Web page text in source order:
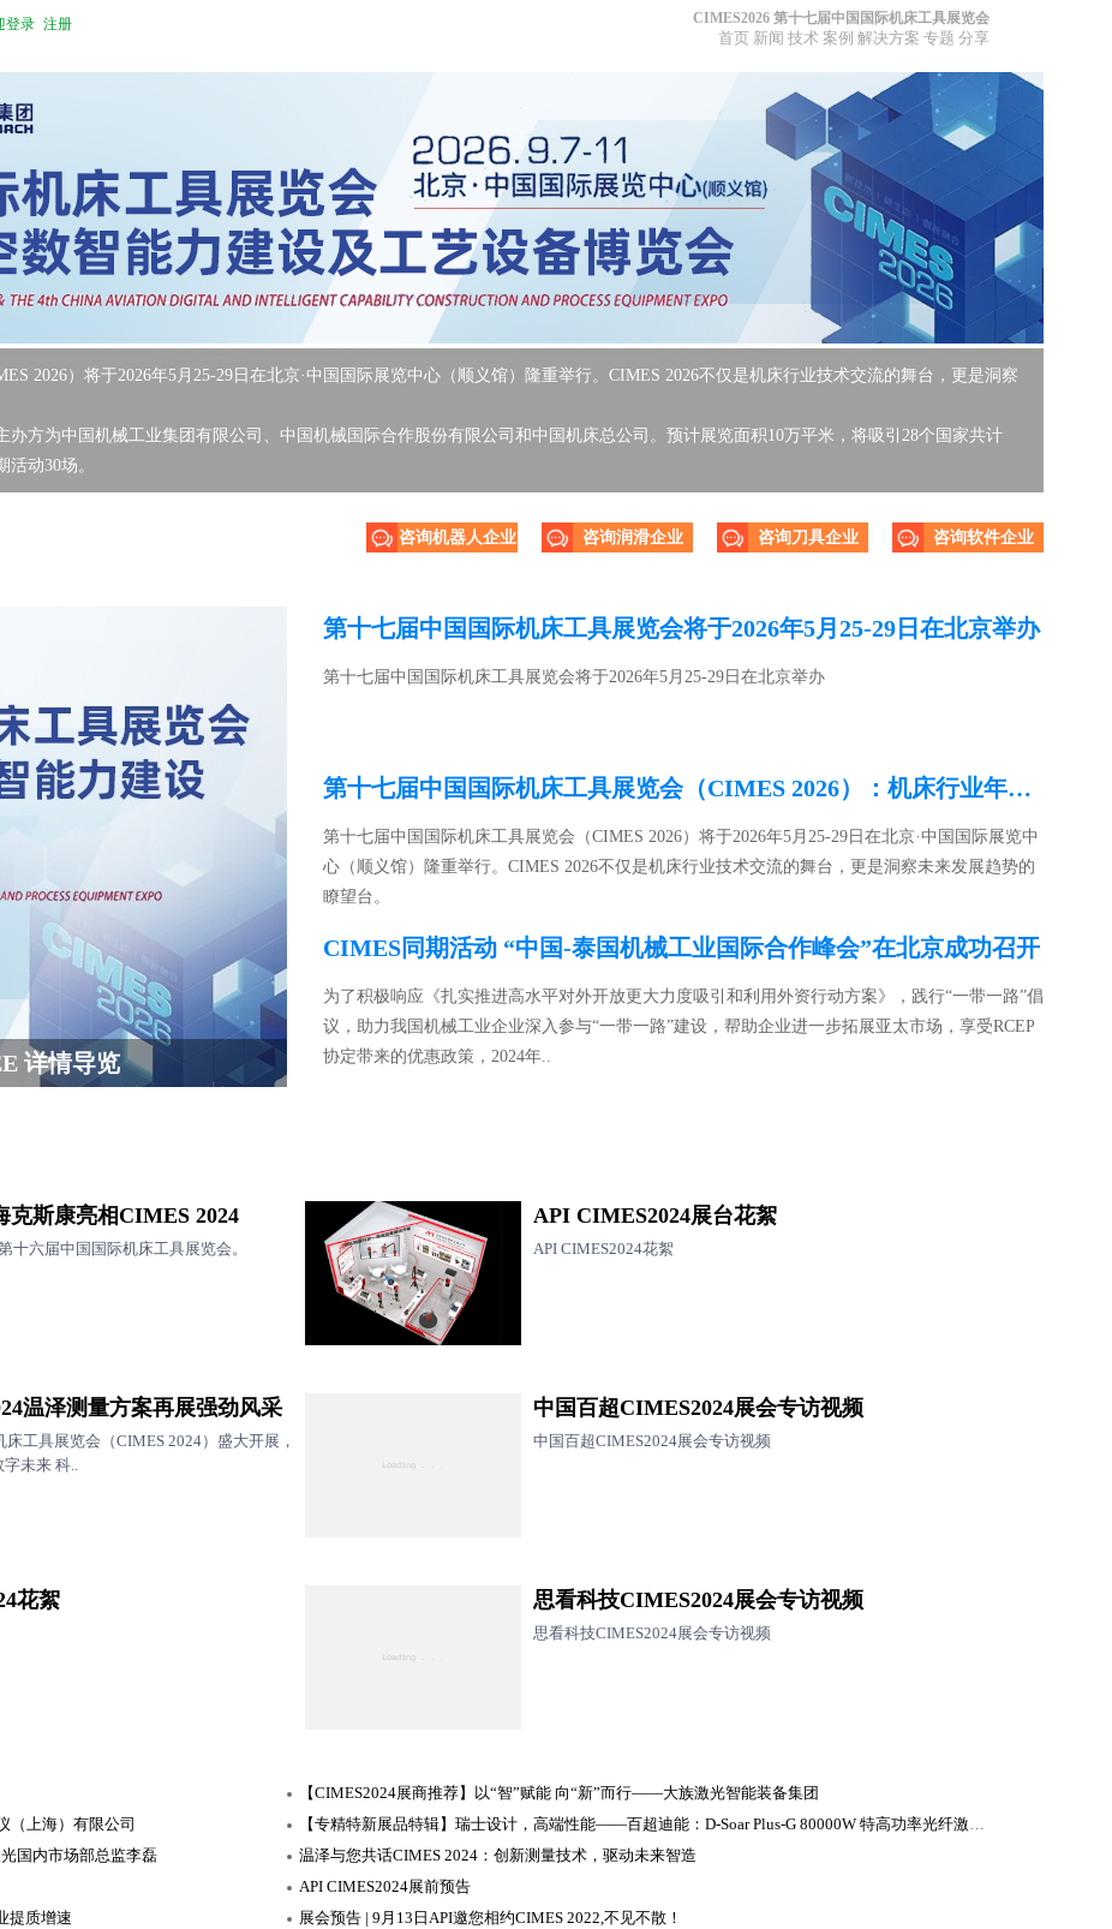
CIMES2026 第十七届中国国际机床工具展览会
登录 注册
首页 新闻 技术 案例 解决方案 专题 分享
2026）将于2026年5月25-29日在北京·中国国际展览中心（顺义馆）隆重举行。CIMES 2026不仅是机床行业技术交流的舞台，更是洞察
方为中国机械工业集团有限公司、中国机械国际合作股份有限公司和中国机床总公司。预计展览面积10万平米，将吸引28个国家共计
动30场。
咨询软件企业
咨询刀具企业
咨询润滑企业
咨询机器人企业
咨询测量企业
咨询机床企业
详情导览
第十七届中国国际机床工具展览会将于2026年5月25-29日在北京举办
第十七届中国国际机床工具展览会将于2026年5月25-29日在北京举办
第十七届中国国际机床工具展览会（CIMES 2026）：机床行业年度盛会，即将盛大开启！
第十七届中国国际机床工具展览会（CIMES 2026）将于2026年5月25-29日在北京·中国国际展览中
心（顺义馆）隆重举行。CIMES 2026不仅是机床行业技术交流的舞台，更是洞察未来发展趋势的
瞭望台。
CIMES同期活动 “中国-泰国机械工业国际合作峰会”在北京成功召开
为了积极响应《扎实推进高水平对外开放更大力度吸引和利用外资行动方案》，践行“一带一路”倡
议，助力我国机械工业企业深入参与“一带一路”建设，帮助企业进一步拓展亚太市场，享受RCEP
协定带来的优惠政策，2024年..
克斯康亮相CIMES 2024
十六届中国国际机床工具展览会。
API CIMES2024展台花絮
API CIMES2024花絮
温泽测量方案再展强劲风采
工具展览会（CIMES 2024）盛大开展，
未来 科..
中国百超CIMES2024展会专访视频
中国百超CIMES2024展会专访视频
花絮 思看科技CIMES2024展会专访视频
思看科技CIMES2024展会专访视频
【CIMES2024展商推荐】以“智”赋能 向“新”而行——大族激光智能装备集团
（上海）有限公司
【专精特新展品特辑】瑞士设计，高端性能——百超迪能：D-Soar Plus-G 80000W 特高功率光纤激光切割机
国内市场部总监李磊
温泽与您共话CIMES 2024：创新测量技术，驱动未来智造
API CIMES2024展前预告
提质增速
展会预告 | 9月13日API邀您相约CIMES 2022,不见不散！